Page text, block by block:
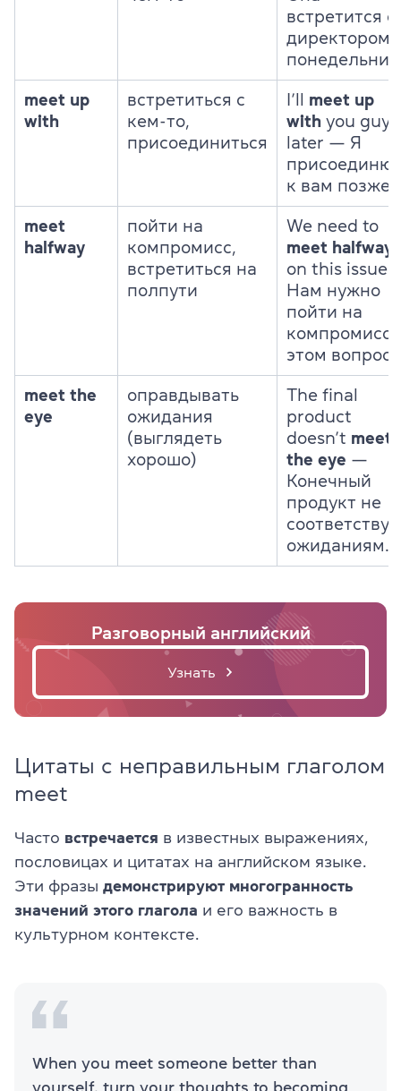
встретится с
директором
понедельник
meet up
with
встретиться с
кем-то,
присоединиться
I’ll meet up
with you guys
later — Я
к вам позже
meet
halfway
пойти на
компромисс,
встретиться на
полпути
We need to
meet halfway
on this issue
Нам нужно
пойти на
компромисс
этом вопросе
meet the
eye
оправдывать
ожидания
(выглядеть
хорошо)
The final
product
doesn’t meet
the eye —
Конечный
продукт не
ожиданиям.
Разговорный английский
Узнать
Цитаты с неправильным глаголом
meet
Часто встречается в известных выражениях,
пословицах и цитатах на английском языке.
Эти фразы демонстрируют многогранность
значений этого глагола и его важность в
культурном контексте.
When you meet someone better than
yourself, turn your thoughts to becoming